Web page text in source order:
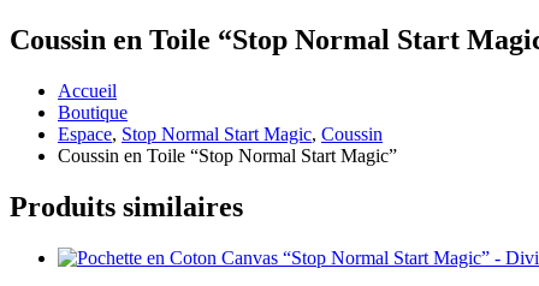
Coussin en Toile “Stop Normal Start
Accueil
Boutique
Espace, Stop Normal Start Magic, Coussin
Coussin en Toile “Stop Normal Start Magic”
Produits similaires